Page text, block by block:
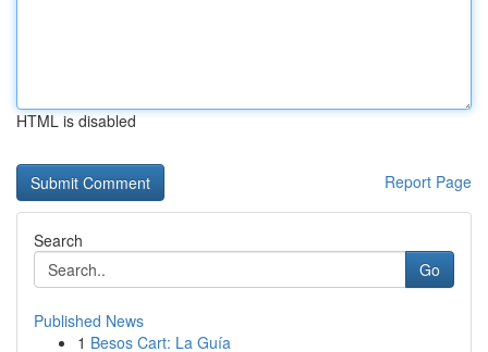
HTML is disabled
Report Page
Search
Go
Published News
1 Besos Cart: La Guía